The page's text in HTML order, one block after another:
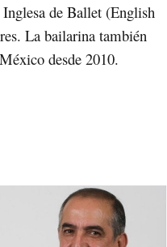
de Ballet (English
La bailarina también
desde 2010.